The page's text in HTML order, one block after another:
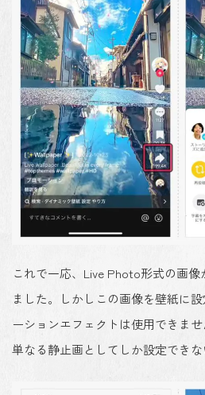
これで一応、Live Photo形式の画
ました。しかしこの画像を壁紙に
ーションエフェクトは使用できませ
単なる静止画としてしか設定できな